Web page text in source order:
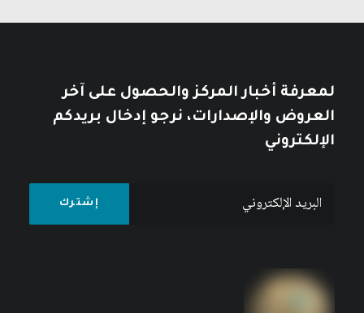
لمعرفة أخبار المركز والحصول على آخر
العروض والإصدارات، نرجو إدخال بريدكم
الإلكتروني